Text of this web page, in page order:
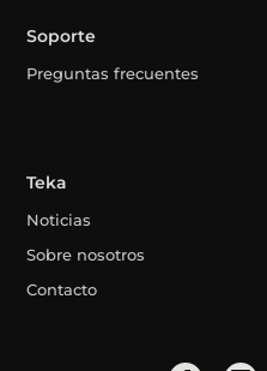
Soporte
Preguntas frecuentes
Teka
Noticias
Sobre nosotros
Contacto